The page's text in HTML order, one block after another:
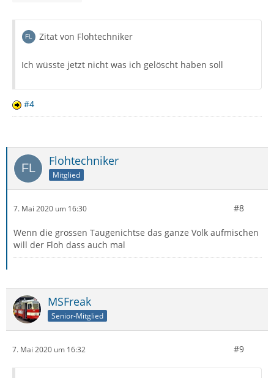
Zitat von Flohtechniker
Ich wüsste jetzt nicht was ich gelöscht haben soll
#4
Flohtechniker
Mitglied
7. Mai 2020 um 16:30 #8
Wenn die grossen Taugenichtse das ganze Volk aufmischen
will der Floh dass auch mal
MSFreak
Senior-Mitglied
7. Mai 2020 um 16:32 #9